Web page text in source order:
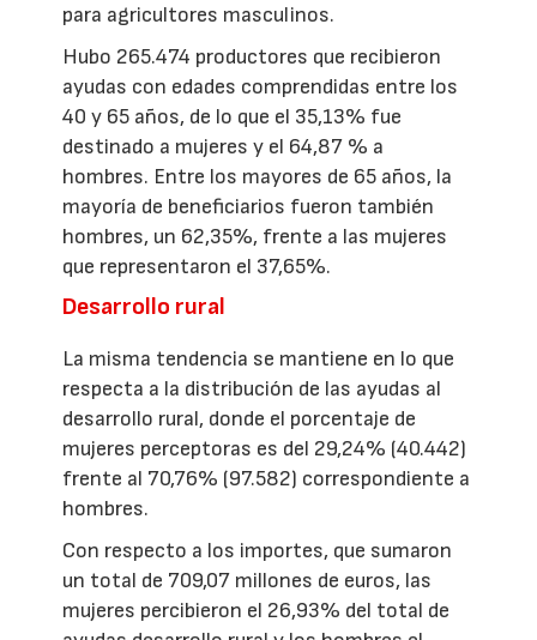
para agricultores masculinos.
Hubo 265.474 productores que recibieron
ayudas con edades comprendidas entre los
40 y 65 años, de lo que el 35,13% fue
destinado a mujeres y el 64,87 % a
hombres. Entre los mayores de 65 años, la
mayoría de beneficiarios fueron también
hombres, un 62,35%, frente a las mujeres
que representaron el 37,65%.
Desarrollo rural
La misma tendencia se mantiene en lo que
respecta a la distribución de las ayudas al
desarrollo rural, donde el porcentaje de
mujeres perceptoras es del 29,24% (40.442)
frente al 70,76% (97.582) correspondiente a
hombres.
Con respecto a los importes, que sumaron
un total de 709,07 millones de euros, las
mujeres percibieron el 26,93% del total de